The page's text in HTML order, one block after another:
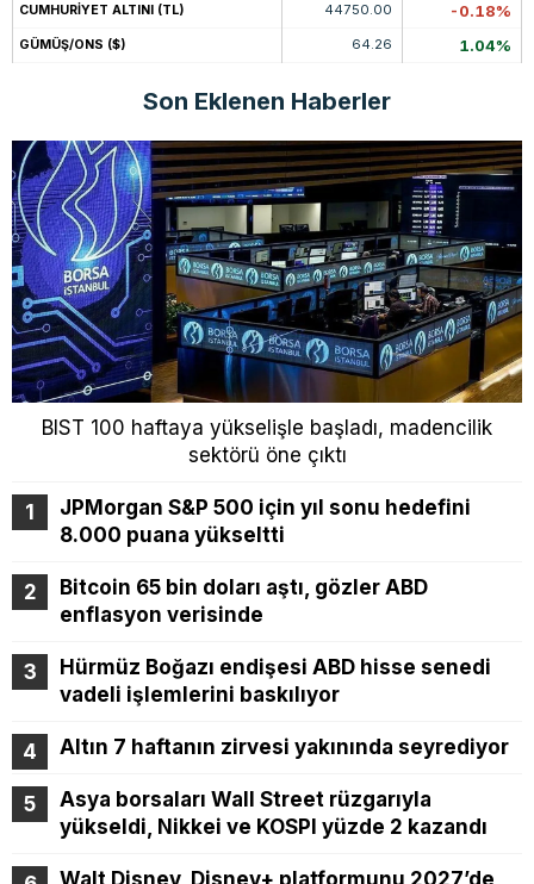
CUMHURİYET ALTINI (TL) 44750.00 -0.18%
GÜMÜŞ/ONS ($) 64.26 1.04%
Son Eklenen Haberler
BIST 100 haftaya yükselişle başladı, madencilik
sektörü öne çıktı
JPMorgan S&P 500 için yıl sonu hedefini
8.000 puana yükseltti
Bitcoin 65 bin doları aştı, gözler ABD
enflasyon verisinde
Hürmüz Boğazı endişesi ABD hisse senedi
vadeli işlemlerini baskılıyor
Altın 7 haftanın zirvesi yakınında seyrediyor
Asya borsaları Wall Street rüzgarıyla
yükseldi, Nikkei ve KOSPI yüzde 2 kazandı